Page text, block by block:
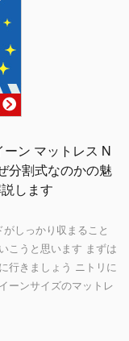
ーン マットレス N
割式なのかの魅
します
しっかり収まること
こうと思います まずは
行きましょう ニトリに
ーンサイズのマットレ